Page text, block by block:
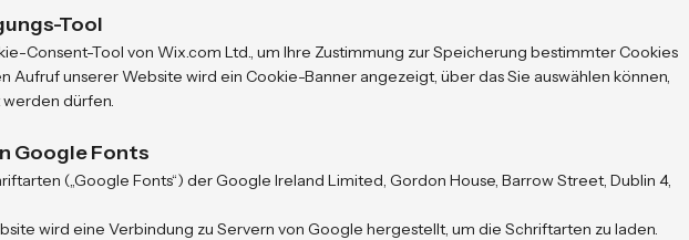
Tool
Consent-Tool von Wix.com Ltd., um Ihre Zustimmung zur Speicherung bestimmter Cookies
Aufruf unserer Website wird ein Cookie-Banner angezeigt, über das Sie auswählen können,
dürfen.
Google Fonts
(„Google Fonts“) der Google Ireland Limited, Gordon House, Barrow Street, Dublin 4,
wird eine Verbindung zu Servern von Google hergestellt, um die Schriftarten zu laden.